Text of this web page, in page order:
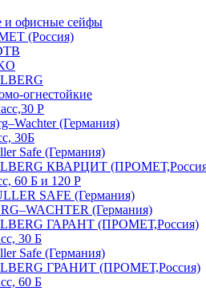
и офисные сейфы
(Россия)
огнестойкие
Р
(Германия)
30Б
Safe (Германия)
КВАРЦИТ
60 Б и 120 Р
SAFE (Германия)
(Германия)
ГАРАНТ (ПРОМЕТ,Россия)
30 Б
Safe (Германия)
ГРАНИТ (ПРОМЕТ,Россия)
60 Б